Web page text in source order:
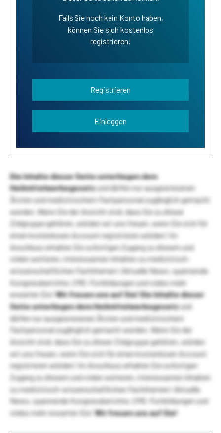
Falls Sie noch kein Konto haben,
können Sie sich kostenlos
registrieren!
Registrieren
Einloggen
Die Inhalte dieser Seite unterliegen dem
Heilmittelwerbegesetzund dürfen nur ausgewiesenen
Ärzten und medizinischem Fachpersonal zugänglich gemacht
werden. Wenn Sie der Ansicht sind, dass Sie zu dieser
Zielgruppe gehören, würden wir uns freuen, wenn Sie sich für
einen kostenlosen Account registrieren würden! Im
Anschluss erhalten Sie sofortigen Zugang zu diesem und
vielen weiteren, interessanten Inhalten zu medizinisch-
wissenschaftlichen Fachthemen! Aktuelle News, spannende
Kongressberichte, CME-Fortbildungen und vieles mehr
erwarten Sie!Wir freuen uns auf Sie!Die Inhalte dieser
Seite unterliegen dem Heilmittelwerbegesetzund
dürfen nur ausgewiesenen Ärzten und medizinischem
Fachpersonal zugänglich gemacht werden. Wenn Sie der
Ansicht sind, dass Sie zu dieser Zielgruppe gehören, würden
wir uns freuen, wenn Sie sich für einen kostenlosen Account
registrieren würden! Im Anschluss erhalten Sie sofortigen
Zugang zu diesem und vielen weiteren, interessanten Inhalten
zu medizinisch-wissenschaftlichen Fachthemen! Aktuelle
News, spannende Kongressberichte, CME-Fortbildungen und
vieles mehr erwarten Sie!Wir freuen uns auf Sie!